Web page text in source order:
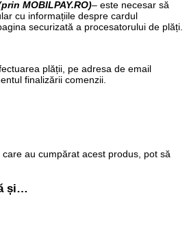
MOBILPAY.RO)– este necesar să
cu informațiile despre cardul
securizată a procesatorului de plăți.
plății, pe adresa de email
finalizării comenzii.
au cumpărat acest produs, pot să
și…